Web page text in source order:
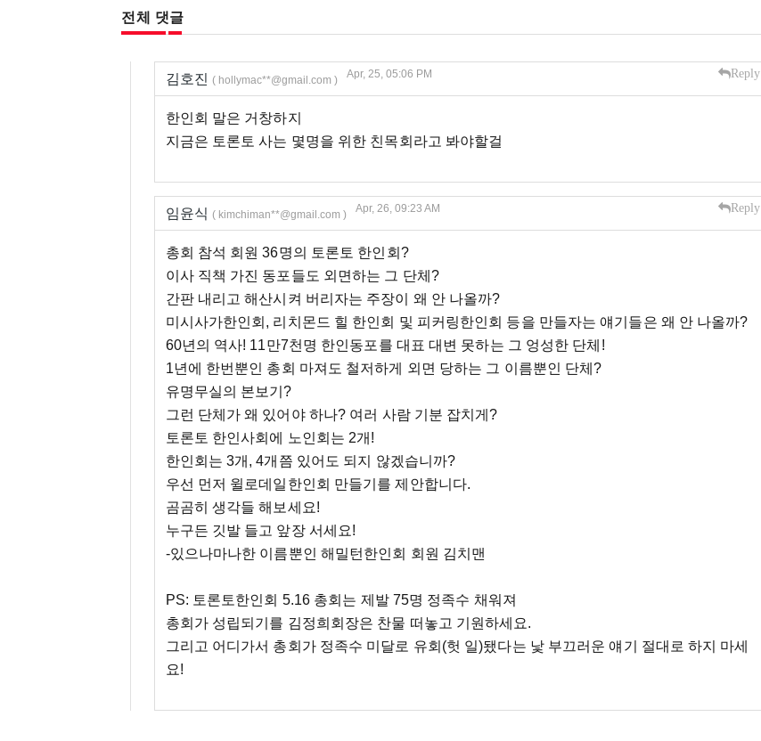
전체 댓글
김호진 ( hollymac**@gmail.com ) Apr, 25, 05:06 PM Reply
한인회 말은 거창하지
지금은 토론토 사는 몇명을 위한 친목회라고 봐야할걸
임윤식 ( kimchiman**@gmail.com ) Apr, 26, 09:23 AM Reply
총회 참석 회원 36명의 토론토 한인회?
이사 직책 가진 동포들도 외면하는 그 단체?
간판 내리고 해산시켜 버리자는 주장이 왜 안 나올까?
미시사가한인회, 리치몬드 힐 한인회 및 피커링한인회 등을 만들자는 얘기들은 왜 안 나올까?
60년의 역사! 11만7천명 한인동포를 대표 대변 못하는 그 엉성한 단체!
1년에 한번뿐인 총회 마져도 철저하게 외면 당하는 그 이름뿐인 단체?
유명무실의 본보기?
그런 단체가 왜 있어야 하나? 여러 사람 기분 잡치게?
토론토 한인사회에 노인회는 2개!
한인회는 3개, 4개쯤 있어도 되지 않겠습니까?
우선 먼저 윌로데일한인회 만들기를 제안합니다.
곰곰히 생각들 해보세요!
누구든 깃발 들고 앞장 서세요!
-있으나마나한 이름뿐인 해밀턴한인회 회원 김치맨
PS: 토론토한인회 5.16 총회는 제발 75명 정족수 채워져
총회가 성립되기를 김정희회장은 찬물 떠놓고 기원하세요.
그리고 어디가서 총회가 정족수 미달로 유회(헛 일)됐다는 낯 부끄러운 얘기 절대로 하지 마세
요!